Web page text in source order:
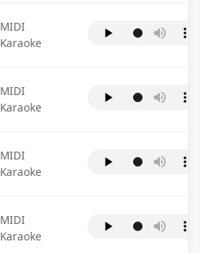
MIDI
Karaoke
MIDI
Karaoke
MIDI
Karaoke
MIDI
Karaoke